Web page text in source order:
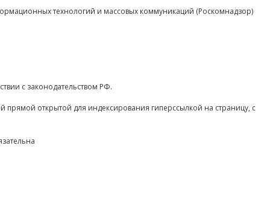
технологий и массовых коммуникаций (Роскомнадзор)
с законодательством РФ.
прямой открытой для индексирования гиперссылкой на страницу, с